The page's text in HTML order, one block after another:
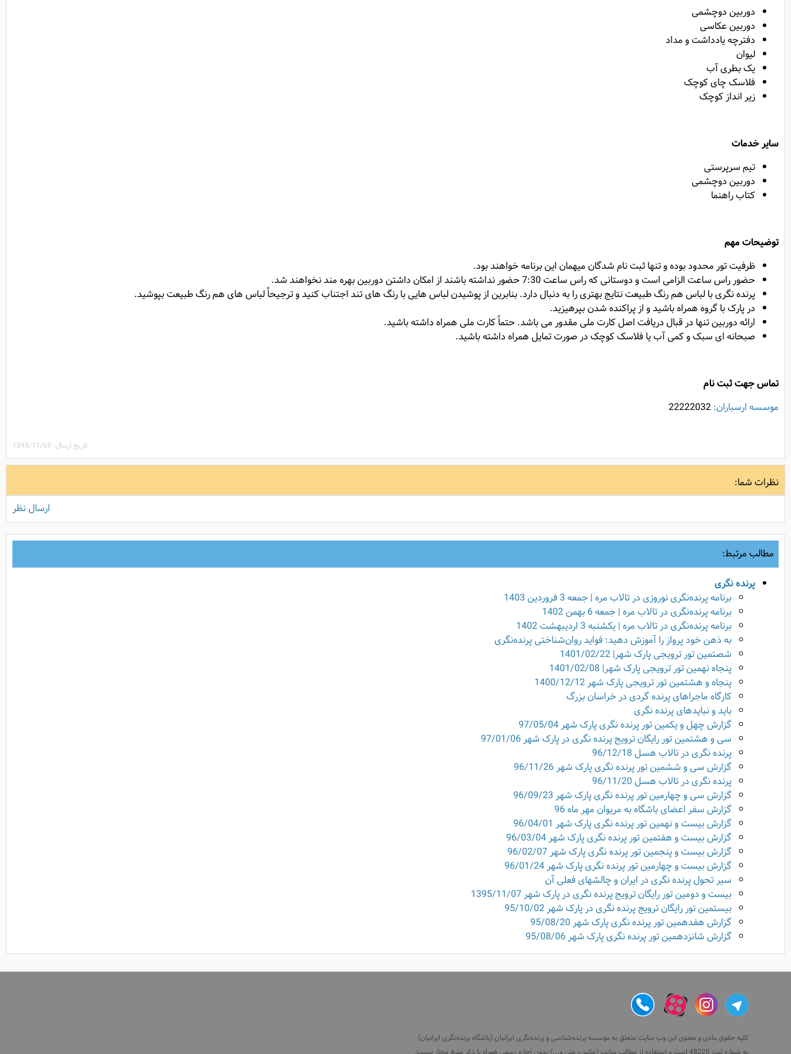
دوربین دوچشمی
دوربین عکاسی
دفترچه یادداشت و مداد
لیوان
یک بطری آب
فلاسک چای کوچک
زیر انداز کوچک
سایر خدمات
تیم سرپرستی
دوربین دوچشمی
کتاب راهنما
توضیحات مهم
ظرفیت تور محدود بوده و تنها ثبت نام شدگان میهمان این برنامه خواهند بود.
حضور راس ساعت الزامی است و دوستانی که راس ساعت 7:30 حضور نداشته باشند از امکان داشتن دوربین بهره مند نخواهند شد.
پرنده نگری با لباس هم رنگ طبیعت نتایج بهتری را به دنبال دارد. بنابرین از پوشیدن لباس هایی با رنگ های تند اجتناب کنید و ترجیحاً لباس های هم رنگ طبیعت بپوشید.
در پارک با گروه همراه باشید و از پراکنده شدن بپرهیزید.
ارائه دوربین تنها در قبال دریافت اصل کارت ملی مقدور می باشد. حتماً کارت ملی همراه داشته باشید.
صبحانه ای سبک و کمی آب یا فلاسک کوچک در صورت تمایل همراه داشته باشید.
تماس جهت ثبت نام
موسسه ارسباران:
تاریخ ارسال: 1395/11/05
نظرات شما:
ارسال نظر
مطالب مرتبط:
پرنده نگری
برنامه پرنده‌نگری نوروزی در تالاب مره | جمعه 3 فروردین 1403
برنامه پرنده‌نگری در تالاب مره | جمعه 6 بهمن 1402
برنامه پرنده‌نگری در تالاب مره | یکشنبه 3 اردیبهشت 1402
به ذهن خود پرواز را آموزش دهید: فواید روان‌شناختی پرنده‌نگری
شصتمین تور ترویجی پارک شهر| 1401/02/22
پنجاه نهمین تور ترویجی پارک شهر| 1401/02/08
پنجاه و هشتمین تور ترویجی پارک شهر 1400/12/12
کارگاه ماجراهای پرنده گردی در خراسان بزرگ
باید و نبایدهای پرنده نگری
گزارش چهل و یکمین تور پرنده نگری پارک شهر 97/05/04
سی و هشتمین تور رایگان ترویج پرنده نگری در پارک شهر 97/01/06
پرنده نگری در تالاب هسل 96/12/18
گزارش سی و ششمین تور پرنده نگری پارک شهر 96/11/26
پرنده نگری در تالاب هسل 96/11/20
گزارش سی و چهارمین تور پرنده نگری پارک شهر 96/09/23
گزارش سفر اعضای باشگاه به مریوان مهر ماه 96
گزارش بیست و نهمین تور پرنده نگری پارک شهر 96/04/01
گزارش بیست و هفتمین تور پرنده نگری پارک شهر 96/03/04
گزارش بیست و پنجمین تور پرنده نگری پارک شهر 96/02/07
گزارش بیست و چهارمین تور پرنده نگری پارک شهر 96/01/24
سیر تحول پرنده نگری در ایران و چالشهای فعلی آن
بیست و دومین تور رایگان ترویج پرنده نگری در پارک شهر 1395/11/07
بیستمین تور رایگان ترویج پرنده نگری در پارک شهر 95/10/02
گزارش هفدهمین تور پرنده نگری پارک شهر 95/08/20
گزارش شانزدهمین تور پرنده نگری پارک شهر 95/08/06
کلیه حقوق مادی و معنوی این وب سایت متعلق به موسسه پرنده‌شناسی و پرنده‌نگری ایرانیان (باشگاه پرنده‌نگری ایرانیان)